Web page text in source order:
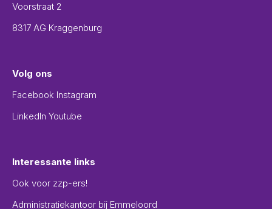
Voorstraat 2
8317 AG Kraggenburg
Volg ons
Facebook Instagram
LinkedIn Youtube
Interessante links
Ook voor zzp-ers!
Administratiekantoor bij Emmeloord